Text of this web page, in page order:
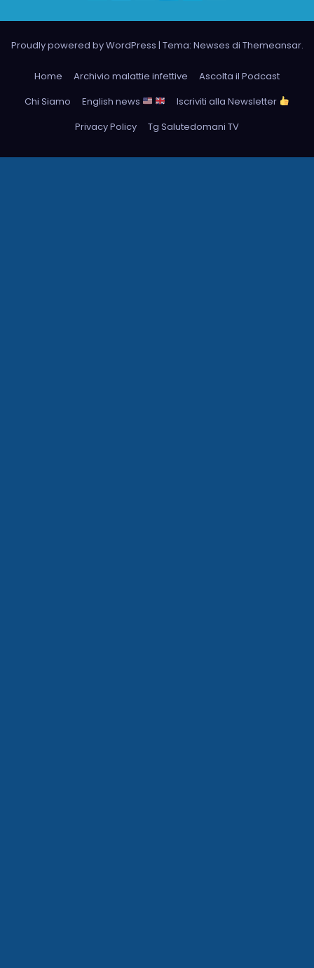
Proudly powered by WordPress | Tema: Newses di Themeansar.
Home Archivio malattie infettive
Ascolta il Podcast
Chi Siamo
English news
Iscriviti alla Newsletter
Privacy Policy
Tg Salutedomani TV